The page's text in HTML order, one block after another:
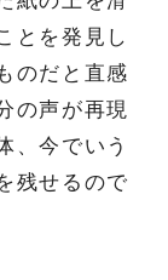
とを発見し
のだと直感
の声が再現
、今でいう
残せるので